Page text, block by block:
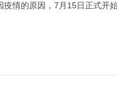
情的原因，7月15日正式开